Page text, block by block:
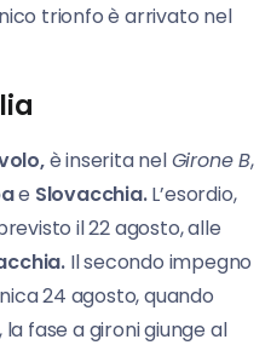
trionfo è arrivato nel
è inserita nelGirone B,
e Slovacchia.L’esordio,
il 22 agosto, alle
Il secondo impegno
24 agosto, quando
fase a gironi giunge al